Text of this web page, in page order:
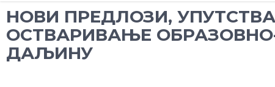
НОВИ ПРЕДЛОЗИ,
ОСТВАРИВАЊЕ
ДАЉИНУ